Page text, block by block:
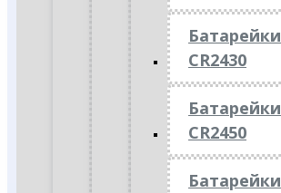
Батарейки
CR2430
Батарейки
CR2450
Батарейки